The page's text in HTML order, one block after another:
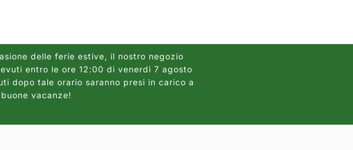
delle ferie estive, il nostro negozio
entro le ore 12:00 di venerdì 7 agosto
dopo tale orario saranno presi in carico a
vacanze!